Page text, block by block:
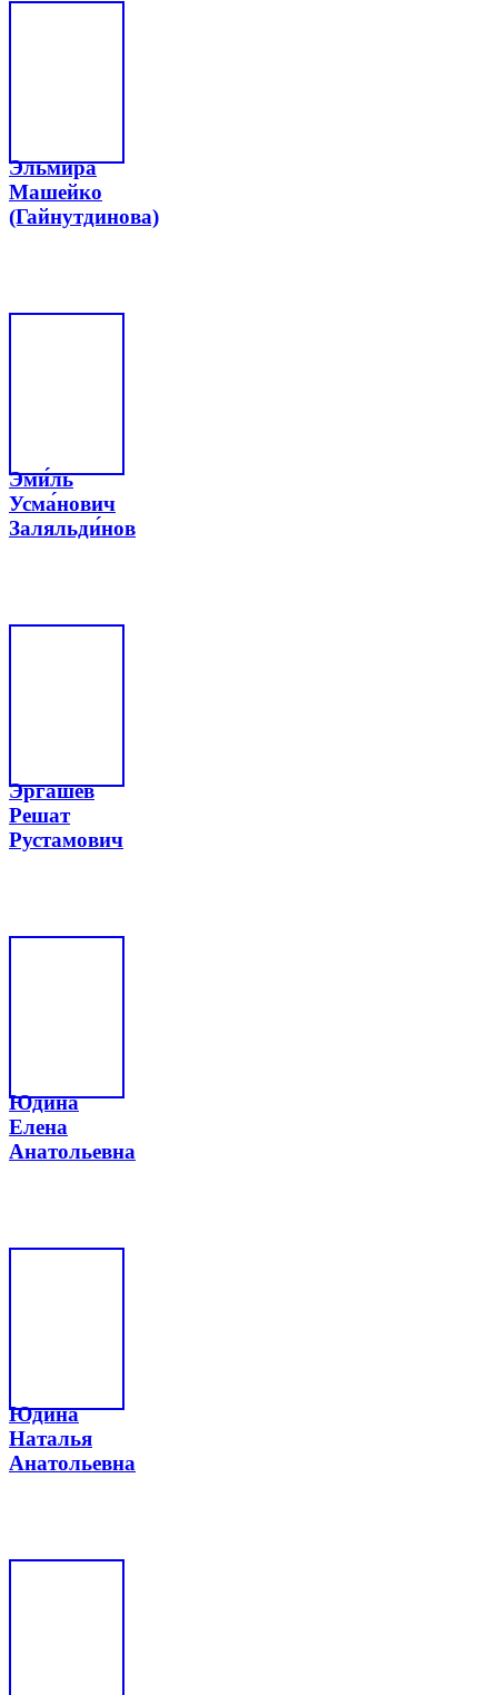
Эльмира
Машейко
(Гайнутдинова)
Эми́ль
Усма́нович
Заляльди́нов
Эргашев
Решат
Рустамович
Юдина
Елена
Анатольевна
Юдина
Наталья
Анатольевна